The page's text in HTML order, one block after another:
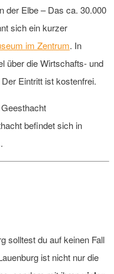
der Elbe – Das ca. 30.000
sich ein kurzer
im Zentrum. In
über die Wirtschafts- und
Eintritt ist kostenfrei.
befindet sich in
solltest du auf keinen Fall
ist nicht nur die